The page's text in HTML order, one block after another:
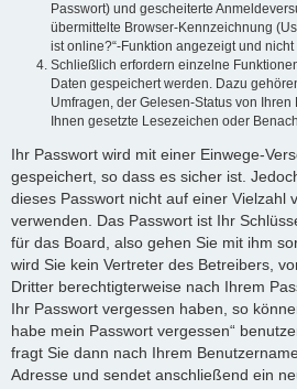
Passwort) und gescheiterte
übermittelte Browser-Kennzeichnung
ist online?“-Funktion angezeigt und
Schließlich erfordern einzelne
Daten gespeichert werden. Dazu
Umfragen, der Gelesen-Status von
Ihnen gesetzte Lesezeichen oder
Ihr Passwort wird mit einer Einwege-
gespeichert, so dass es sicher ist.
dieses Passwort nicht auf einer Vielzahl
verwenden. Das Passwort ist Ihr
für das Board, also gehen Sie mit ihm
wird Sie kein Vertreter des Betreibers,
Dritter berechtigterweise nach Ihrem
Ihr Passwort vergessen haben, so
habe mein Passwort vergessen“
fragt Sie dann nach Ihrem
Adresse und sendet anschließend ein